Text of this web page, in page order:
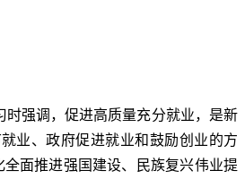
强调，促进高质量充分就业，是新
业、政府促进就业和鼓励创业的方
面推进强国建设、民族复兴伟业提